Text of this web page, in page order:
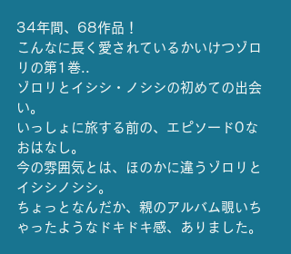
34年間、68作品！
こんなに長く愛されているかいけつゾロ
リの第1巻..
ゾロリとイシシ・ノシシの初めての出会
い。
いっしょに旅する前の、エピソード0な
おはなし。
今の雰囲気とは、ほのかに違うゾロリと
イシシノシシ。
ちょっとなんだか、親のアルバム覗いち
ゃったようなドキドキ感、ありました。